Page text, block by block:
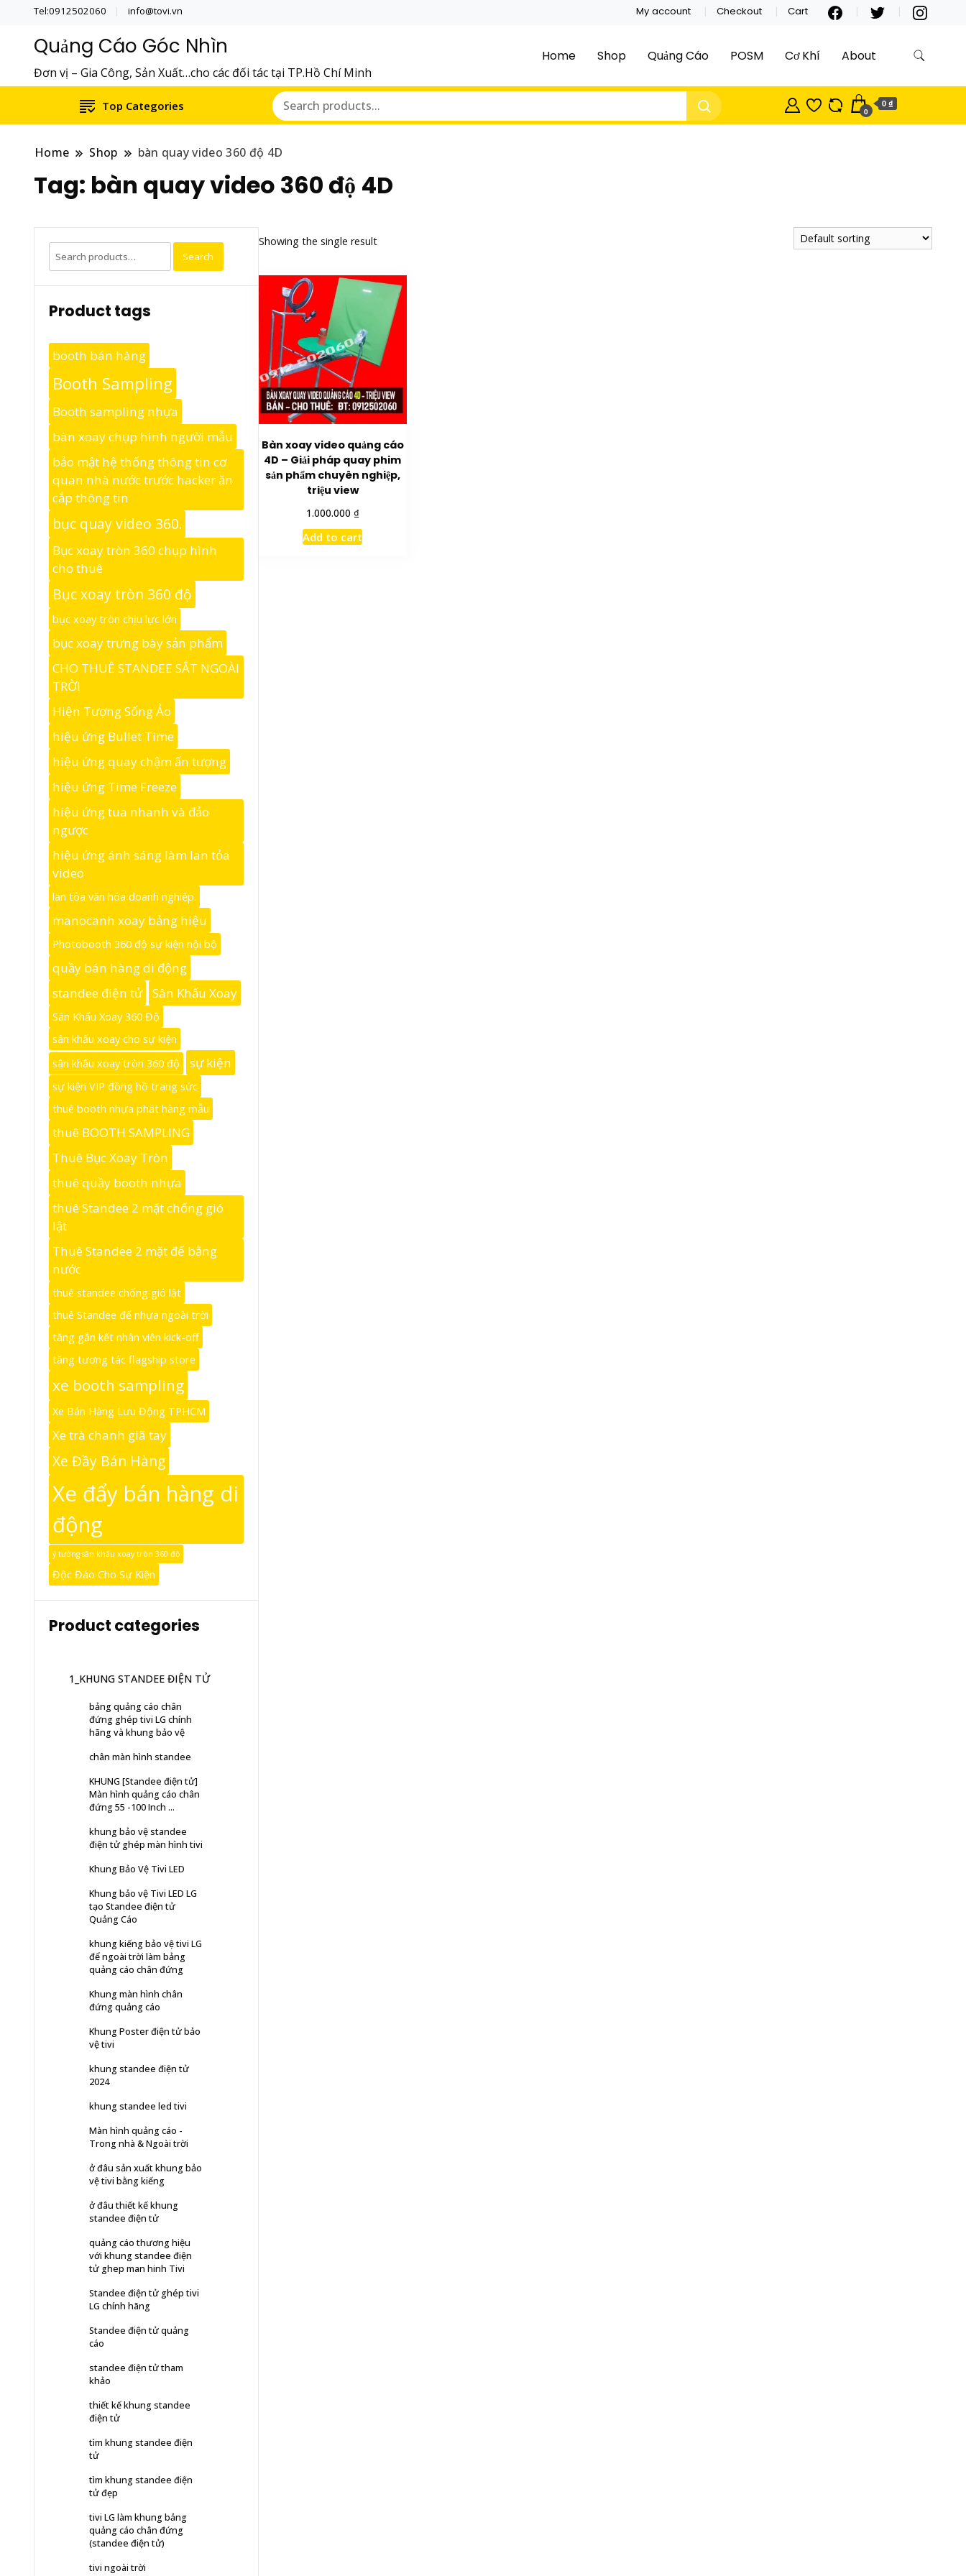
Tel:0912502060 info@tovi.vn My account Checkout Cart
Quảng Cáo Góc Nhìn
Đơn vị – Gia Công, Sản Xuất…cho các đối tác tại TP.Hồ Chí Minh
Home Shop Quảng Cáo POSM Cơ Khí About
Top Categories 0
0 ₫
Home Shop bàn quay video 360 độ 4D
Tag: bàn quay video 360 độ 4D
Showing the single result
Bàn xoay video quảng cáo
4D – Giải pháp quay phim
sản phẩm chuyên nghiệp,
triệu view
1.000.000 ₫
Add to cart
Search
for:
Search
Product tags
booth bán hàng
Booth Sampling
Booth sampling nhựa
bàn xoay chụp hình người mẫu
bảo mật hệ thống thông tin cơ
quan nhà nước trước hacker ăn
cắp thông tin
bục quay video 360.
Bục xoay tròn 360 chụp hình
cho thuê
Bục xoay tròn 360 độ
bục xoay tròn chịu lực lớn
bục xoay trưng bày sản phẩm
CHO THUÊ STANDEE SẮT NGOÀI
TRỜI
Hiện Tượng Sống Ảo
hiệu ứng Bullet Time
hiệu ứng quay chậm ấn tượng
hiệu ứng Time Freeze
hiệu ứng tua nhanh và đảo
ngược
hiệu ứng ánh sáng làm lan tỏa
video
lan tỏa văn hóa doanh nghiệp.
manocanh xoay bảng hiệu
Photobooth 360 độ sự kiện nội bộ
quầy bán hàng di động
standee điện tử
Sân Khấu Xoay
Sân Khấu Xoay 360 Độ
sân khấu xoay cho sự kiện
sân khấu xoay tròn 360 độ
sự kiện
sự kiện VIP đồng hồ trang sức
thuê booth nhựa phát hàng mẫu
thuê BOOTH SAMPLING
Thuê Bục Xoay Tròn
thuê quầy booth nhựa
thuê Standee 2 mặt chống gió
lật
Thuê Standee 2 mặt đế bằng
nước
thuê standee chống gió lật
thuê Standee đế nhựa ngoài trời
tăng gắn kết nhân viên kick-off
tăng tương tác flagship store
xe booth sampling
Xe Bán Hàng Lưu Động TPHCM
Xe trà chanh giã tay
Xe Đầy Bán Hàng
Xe đẩy bán hàng di
động
ý tưởng sân khấu xoay tròn 360 độ
Độc Đáo Cho Sự Kiện
Product categories
1_KHUNG STANDEE ĐIỆN TỬ
bảng quảng cáo chân
đứng ghép tivi LG chính
hãng và khung bảo vệ
chân màn hình standee
KHUNG [Standee điện tử]
Màn hình quảng cáo chân
đứng 55 -100 Inch ...
khung bảo vệ standee
điện tử ghép màn hình tivi
Khung Bảo Vệ Tivi LED
Khung bảo vệ Tivi LED LG
tạo Standee điện tử
Quảng Cáo
khung kiếng bảo vệ tivi LG
để ngoài trời làm bảng
quảng cáo chân đứng
Khung màn hình chân
đứng quảng cáo
Khung Poster điện tử bảo
vệ tivi
khung standee điện tử
2024
khung standee led tivi
Màn hình quảng cáo -
Trong nhà & Ngoài trời
ở đâu sản xuất khung bảo
vệ tivi bằng kiếng
ở đâu thiết kế khung
standee điện tử
quảng cáo thương hiệu
với khung standee điện
tử ghep man hinh Tivi
Standee điện tử ghép tivi
LG chính hãng
Standee điện tử quảng
cáo
standee điện tử tham
khảo
thiết kế khung standee
điện tử
tìm khung standee điện
tử
tìm khung standee điện
tử đẹp
tivi LG làm khung bảng
quảng cáo chân đứng
(standee điện tử)
tivi ngoài trời